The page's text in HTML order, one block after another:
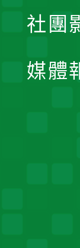
社團
媒體